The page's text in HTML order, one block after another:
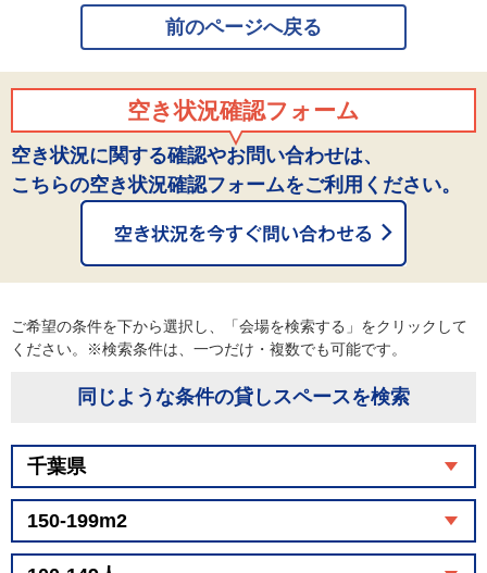
前のページへ戻る
空き状況確認フォーム
空き状況に関する確認やお問い合わせは、
こちらの空き状況確認フォームをご利用ください。
ご希望の条件を下から選択し、「会場を検索する」をクリックして
ください。※検索条件は、一つだけ・複数でも可能です。
同じような条件の貸しスペースを検索